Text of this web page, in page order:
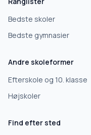
Bedste skoler
Bedste gymnasier
Andre skoleformer
Efterskole og 10. klasse
Højskoler
Find efter sted